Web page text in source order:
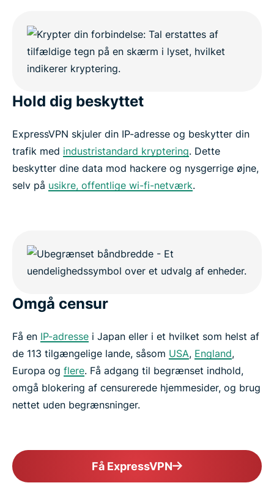
Hold dig beskyttet
ExpressVPN skjuler din IP-adresse og beskytter din
trafik med industristandard kryptering. Dette
beskytter dine data mod hackere og nysgerrige øjne,
selv på usikre, offentlige wi-fi-netværk.
Omgå censur
Få en IP-adresse i Japan eller i et hvilket som helst af
de 113 tilgængelige lande, såsom USA, England,
Europa og flere. Få adgang til begrænset indhold,
omgå blokering af censurerede hjemmesider, og brug
nettet uden begrænsninger.
Få ExpressVPN